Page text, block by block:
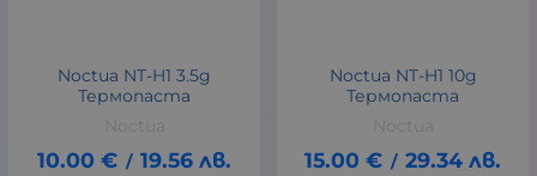
Noctua NT-H1 3.5g
Термопаста
10.00 € / 19.56 лв.
Noctua NT-H1 10g
Термопаста
15.00 € / 29.34 лв.